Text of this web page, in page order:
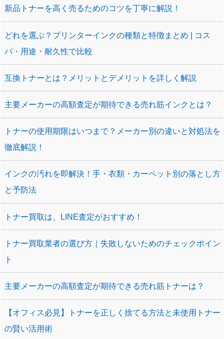
新品トナーを高く売るためのコツを丁寧に解説！
どれを選ぶ？プリンターインクの種類と特徴まとめ | コス
パ・用途・耐久性で比較
互換トナーとは？メリットとデメリットを詳しく解説
主要メーカーの高額査定が期待できる売れ筋インクとは？
トナーの使用期限はいつまで？メーカー別の違いと対処法を
徹底解説！
インクの汚れを即解決！手・衣類・カーペット別の落とし方
と予防法
トナー買取は、LINE査定がおすすめ！
トナー買取業者の選び方｜失敗しないためのチェックポイン
ト
主要メーカーの高額査定が期待できる売れ筋トナーは？
【オフィス必見】トナーを正しく捨てる方法と未使用トナー
の賢い活用術